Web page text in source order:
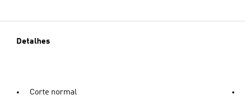
Detalhes
Corte normal